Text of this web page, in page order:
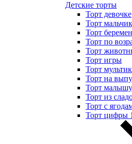
Детские торты
Торт девочке
Торт
Торт
Торт по
Торт
Торт игры
Торт
Торт на
Торт малышу
Торт из
Торт с
Торт цифры